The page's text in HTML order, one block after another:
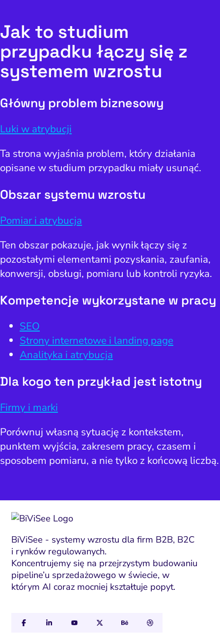
Jak to studium
przypadku łączy się z
systemem wzrostu
Główny problem biznesowy
Luki w atrybucji
Ta strona wyjaśnia problem, który działania
opisane w studium przypadku miały usunąć.
Obszar systemu wzrostu
Pomiar i atrybucja
Ten obszar pokazuje, jak wynik łączy się z
pozostałymi elementami pozyskania, zaufania,
konwersji, obsługi, pomiaru lub kontroli ryzyka.
Kompetencje wykorzystane w pracy
SEO
Strony internetowe i landing page
Analityka i atrybucja
Dla kogo ten przykład jest istotny
Firmy i marki
Porównuj własną sytuację z kontekstem,
punktem wyjścia, zakresem pracy, czasem i
sposobem pomiaru, a nie tylko z końcową liczbą.
BiViSee - systemy wzrostu dla firm B2B, B2C
i rynków regulowanych.
Koncentrujemy się na przejrzystym budowaniu
pipeline’u sprzedażowego w świecie, w
którym AI coraz mocniej kształtuje popyt.